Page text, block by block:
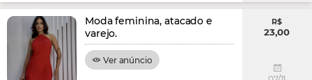
Moda feminina, atacado e
varejo.
Ver anúncio
R$
23,00